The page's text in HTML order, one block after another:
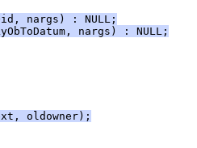
nargs) : NULL;
nargs) : NULL;
oldowner);